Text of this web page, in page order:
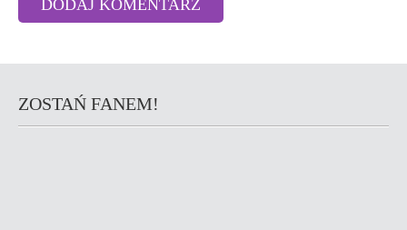
ZOSTAŃ FANEM!